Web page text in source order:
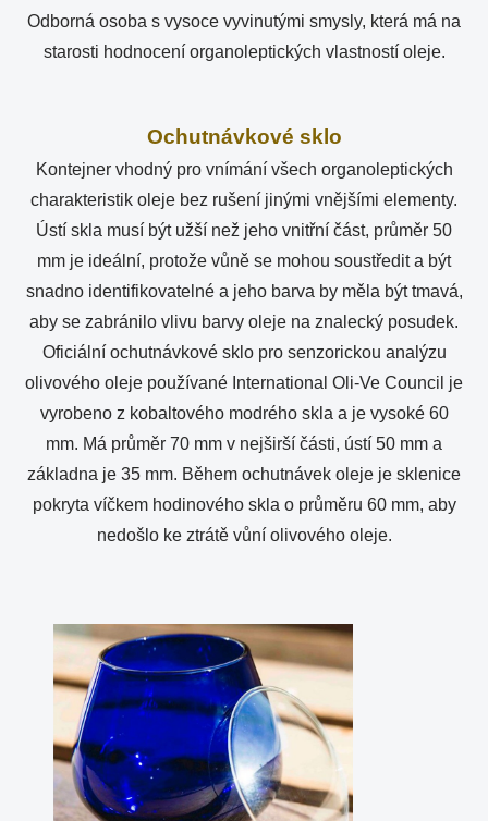
Odborná osoba s vysoce vyvinutými smysly, která má na
starosti hodnocení organoleptických vlastností oleje.
Ochutnávkové sklo
Kontejner vhodný pro vnímání všech organoleptických
charakteristik oleje bez rušení jinými vnějšími elementy.
Ústí skla musí být užší než jeho vnitřní část, průměr 50
mm je ideální, protože vůně se mohou soustředit a být
snadno identifikovatelné a jeho barva by měla být tmavá,
aby se zabránilo vlivu barvy oleje na znalecký posudek.
Oficiální ochutnávkové sklo pro senzorickou analýzu
olivového oleje používané International Oli-Ve Council je
vyrobeno z kobaltového modrého skla a je vysoké 60
mm. Má průměr 70 mm v nejširší části, ústí 50 mm a
základna je 35 mm. Během ochutnávek oleje je sklenice
pokryta víčkem hodinového skla o průměru 60 mm, aby
nedošlo ke ztrátě vůní olivového oleje.